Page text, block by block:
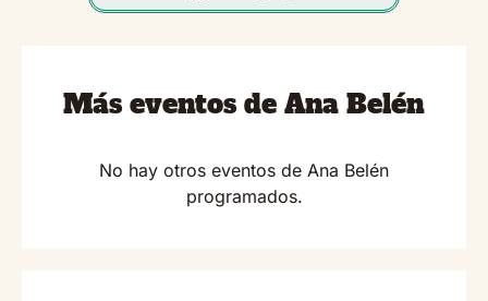
Más eventos de Ana Belén
No hay otros eventos de Ana Belén
programados.